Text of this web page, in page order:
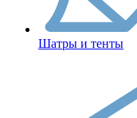
Шатры и тенты